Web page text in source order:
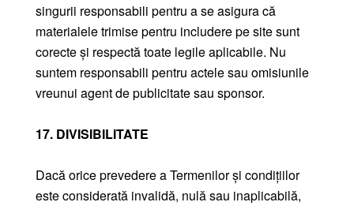
singurii responsabili pentru a se asigura că
materialele trimise pentru includere pe site sunt
corecte și respectă toate legile aplicabile. Nu
suntem responsabili pentru actele sau omisiunile
vreunui agent de publicitate sau sponsor.
17. DIVISIBILITATE
Dacă orice prevedere a Termenilor și condițiilor
este considerată invalidă, nulă sau inaplicabilă,